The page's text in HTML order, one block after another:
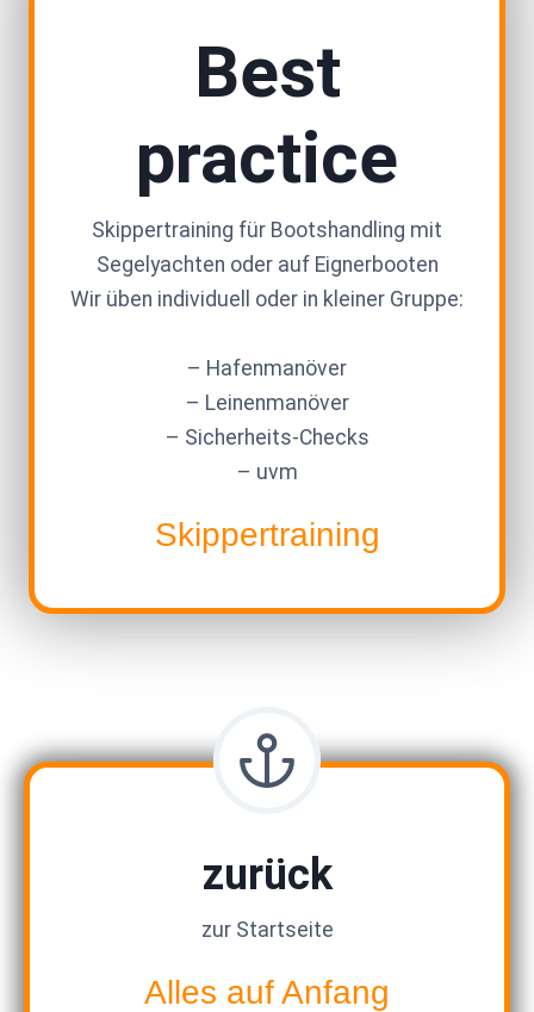
Best
practice
Skippertraining für Bootshandling mit
Segelyachten oder auf Eignerbooten
Wir üben individuell oder in kleiner Gruppe:
– Hafenmanöver
– Leinenmanöver
– Sicherheits-Checks
– uvm
Skippertraining
zurück
zur Startseite
Alles auf Anfang